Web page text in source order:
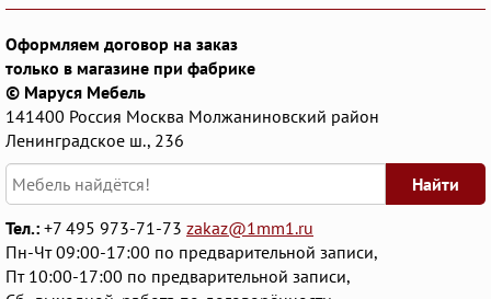
Оформляем договор на заказ
только в магазине при фабрике
© Маруся Мебель
141400 Россия Москва Молжаниновский район
Ленинградское ш., 236
Найти
Тел.: +7 495 973-71-73 zakaz@1mm1.ru
Пн-Чт 09:00-17:00 по предварительной записи,
Пт 10:00-17:00 по предварительной записи,